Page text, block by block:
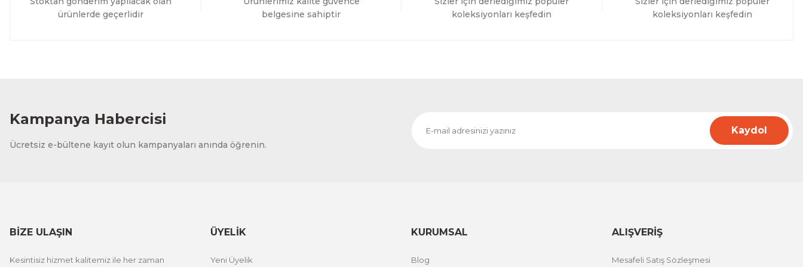
ürünlerde geçerlidir
belgesine sahiptir
koleksiyonları keşfedin
koleksiyonları keşfedin
Kampanya Habercisi
Ücretsiz e-bültene kayıt olun kampanyaları anında öğrenin.
Kaydol
BİZE ULAŞIN
Kesintisiz hizmet kalitemiz ile her zaman
ÜYELİK
Yeni Üyelik
KURUMSAL
Blog
ALIŞVERİŞ
Mesafeli Satış Sözleşmesi